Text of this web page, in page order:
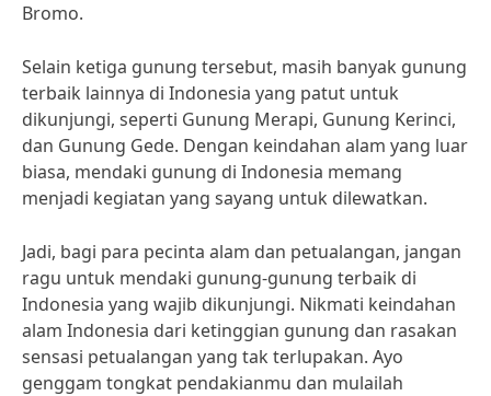
Bromo.
Selain ketiga gunung tersebut, masih banyak gunung
terbaik lainnya di Indonesia yang patut untuk
dikunjungi, seperti Gunung Merapi, Gunung Kerinci,
dan Gunung Gede. Dengan keindahan alam yang luar
biasa, mendaki gunung di Indonesia memang
menjadi kegiatan yang sayang untuk dilewatkan.
Jadi, bagi para pecinta alam dan petualangan, jangan
ragu untuk mendaki gunung-gunung terbaik di
Indonesia yang wajib dikunjungi. Nikmati keindahan
alam Indonesia dari ketinggian gunung dan rasakan
sensasi petualangan yang tak terlupakan. Ayo
genggam tongkat pendakianmu dan mulailah